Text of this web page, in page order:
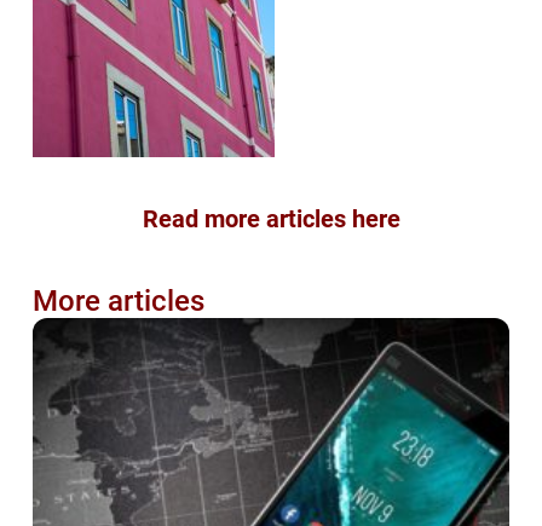
Read more articles here
More articles